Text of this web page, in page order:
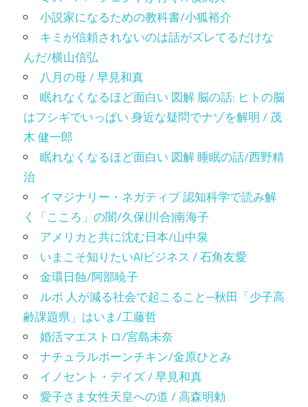
小説家になるための教科書/小狐裕介
キミが信頼されないのは話がズレてるだけな
んだ/横山信弘
八月の母 / 早見和真
眠れなくなるほど面白い 図解 脳の話: ヒトの脳
はフシギでいっぱい 身近な疑問でナゾを解明 / 茂
木 健一郎
眠れなくなるほど面白い 図解 睡眠の話/西野精
治
イマジナリー・ネガティブ 認知科学で読み解
く「こころ」の闇/久保(川合)南海子
アメリカと共に沈む日本/山中泉
いまこそ知りたいAIビジネス / 石角友愛
金環日蝕/阿部暁子
ルポ 人が減る社会で起こること─秋田「少子高
齢課題県」はいま/工藤哲
婚活マエストロ/宮島未奈
ナチュラルボーンチキン/金原ひとみ
イノセント・デイズ / 早見和真
愛子さま女性天皇への道 / 高森明勅